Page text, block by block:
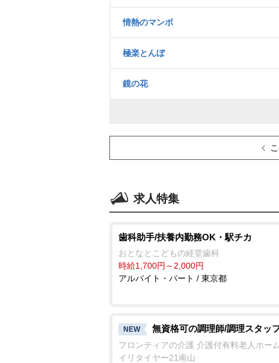
情熱のマンボ
極楽とんぼ
鏡の花
求人特集
歯科助手/扶養内勤務OK・駅チカ
おとなとこどもの経堂歯科
時給1,700円～2,000円
アルバイト・パート / 東京都
NEW 無資格可の調理師/調理スタッ
フロンティアの介護 介護付有料老人ホー
イリタイヤー21南山